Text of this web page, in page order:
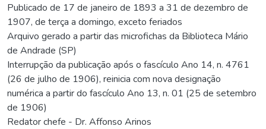
Publicado de 17 de janeiro de 1893 a 31 de dezembro de
1907, de terça a domingo, exceto feriados
Arquivo gerado a partir das microfichas da Biblioteca Mário
de Andrade (SP)
Interrupção da publicação após o fascículo Ano 14, n. 4761
(26 de julho de 1906), reinicia com nova designação
numérica a partir do fascículo Ano 13, n. 01 (25 de setembro
de 1906)
Redator chefe - Dr. Affonso Arinos